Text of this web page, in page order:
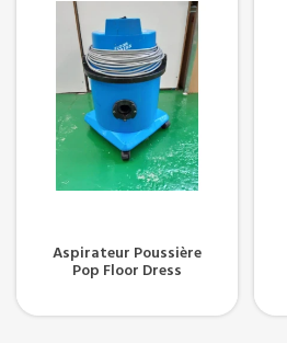
Aspirateur Poussière
Pop Floor Dress